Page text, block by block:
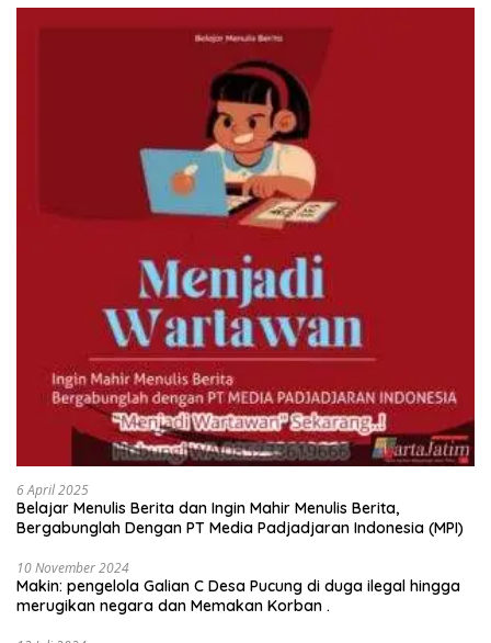
6 April 2025
Belajar Menulis Berita dan Ingin Mahir Menulis Berita,
Bergabunglah Dengan PT Media Padjadjaran Indonesia (MPI)
10 November 2024
Makin: pengelola Galian C Desa Pucung di duga ilegal hingga
merugikan negara dan Memakan Korban .